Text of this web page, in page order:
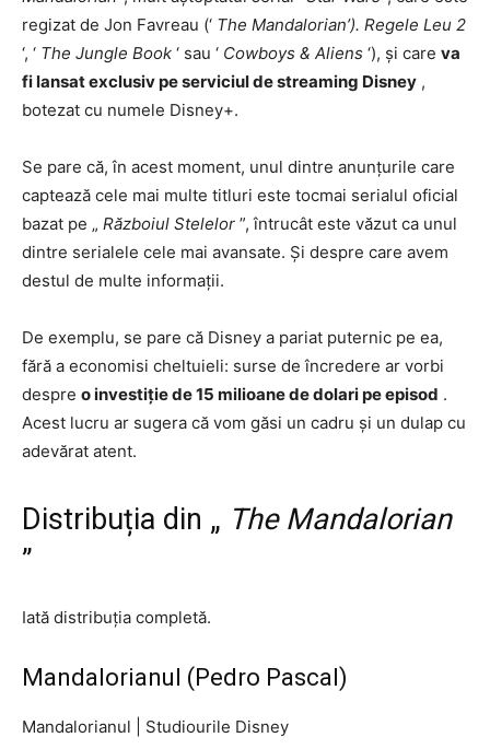
regizat de Jon Favreau (‘ The Mandalorian’). Regele Leu 2
‘, ‘ The Jungle Book ‘ sau ‘ Cowboys & Aliens ‘), și care va
fi lansat exclusiv pe serviciul de streaming Disney ,
botezat cu numele Disney+.
Se pare că, în acest moment, unul dintre anunțurile care
captează cele mai multe titluri este tocmai serialul oficial
bazat pe „ Războiul Stelelor ”, întrucât este văzut ca unul
dintre serialele cele mai avansate. Și despre care avem
destul de multe informații.
De exemplu, se pare că Disney a pariat puternic pe ea,
fără a economisi cheltuieli: surse de încredere ar vorbi
despre o investiție de 15 milioane de dolari pe episod .
Acest lucru ar sugera că vom găsi un cadru și un dulap cu
adevărat atent.
Distribuția din „ The Mandalorian
”
Iată distribuția completă.
Mandalorianul (Pedro Pascal)
Mandalorianul Studiourile Disney